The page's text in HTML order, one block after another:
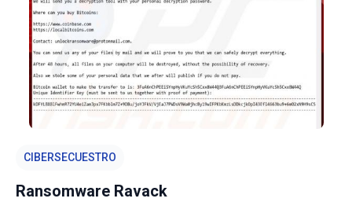
CIBERSECUESTRO
Ransomware Ravack